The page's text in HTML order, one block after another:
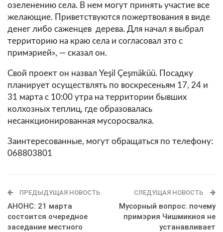
озеленению села. В нем могут принять участие все
желающие. Приветствуются пожертвования в виде
денег либо саженцев дерева. Для начал я выбрал
территорию на краю села и согласовал это с
примэрией», — сказал он.
Свой проект он назвал Yeşil Çeşmäküü. Посадку
планирует осуществлять по воскресеньям 17, 24 и
31 марта с 10:00 утра на территории бывших
колхозных теплиц, где образовалась
несанкционированная мусоросвалка.
Заинтересованные, могут обращаться по телефону:
068803801
ПРЕДЫДУЩАЯ НОВОСТЬ
АНОНС: 21 марта
состоится очередное
заседание местного
СЛЕДУЩАЯ НОВОСТЬ
Мусорный вопрос: почему
примэрия Чишмикиоя не
устанавливает